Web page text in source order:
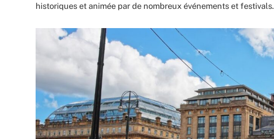
historiques et animée par de nombreux événements et festivals.